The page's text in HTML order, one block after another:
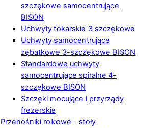
szczękowe samocentrujące
BISON
Uchwyty tokarskie 3 szczękowe
Uchwyty samocentrujące
zębatkowe 3-szczękowe BISON
Standardowe uchwyty
samocentrujące spiralne 4-
szczękowe BISON
Szczęki mocujące i przyrządy
frezerskie
Przenośniki rolkowe - stoły